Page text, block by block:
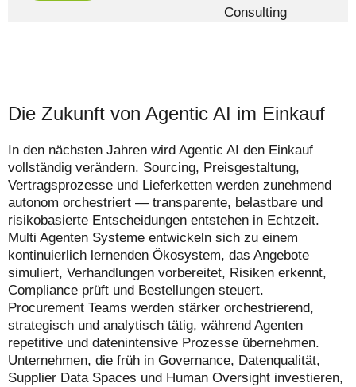
Die Zukunft von Agentic AI im Einkauf
In den nächsten Jahren wird Agentic AI den Einkauf
vollständig verändern. Sourcing, Preisgestaltung,
Vertragsprozesse und Lieferketten werden zunehmend
autonom orchestriert — transparente, belastbare und
risikobasierte Entscheidungen entstehen in Echtzeit.
Multi Agenten Systeme entwickeln sich zu einem
kontinuierlich lernenden Ökosystem, das Angebote
simuliert, Verhandlungen vorbereitet, Risiken erkennt,
Compliance prüft und Bestellungen steuert.
Procurement Teams werden stärker orchestrierend,
strategisch und analytisch tätig, während Agenten
repetitive und datenintensive Prozesse übernehmen.
Unternehmen, die früh in Governance, Datenqualität,
Supplier Data Spaces und Human Oversight investieren,